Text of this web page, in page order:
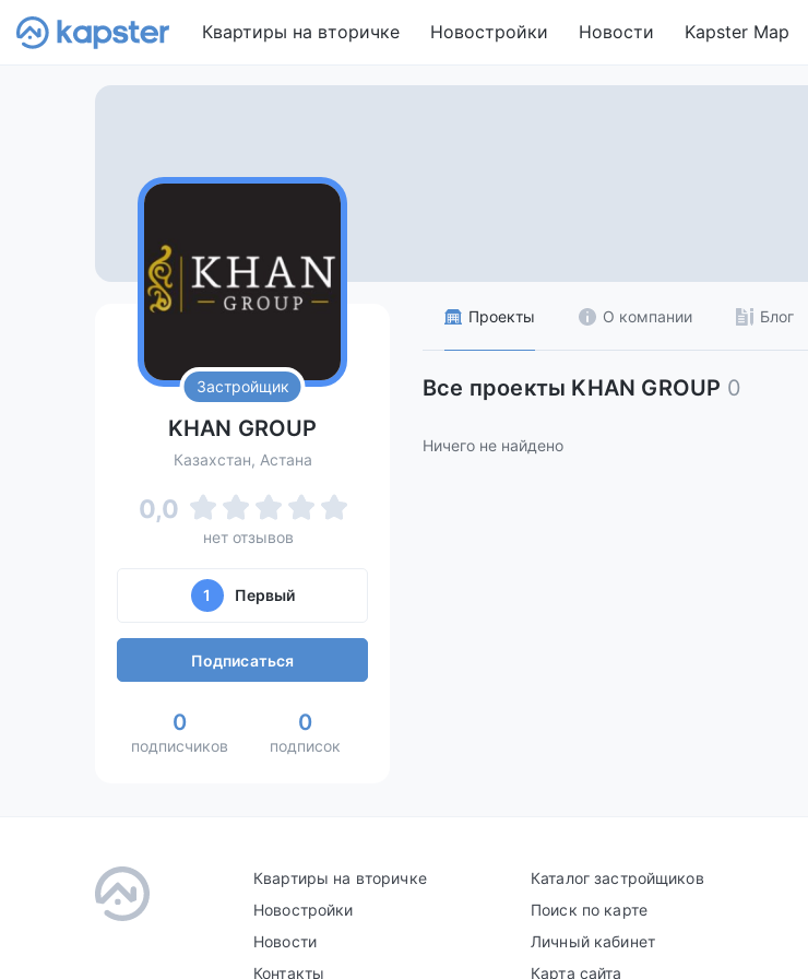
Квартиры на вторичке Новостройки Новости Kapster Map
Застройщик
KHAN GROUP
Казахстан, Астана
0,0
нет отзывов
1 Первый
Подписаться
0
подписчиков
0
подписок
Проекты О компании Блог
Все проекты KHAN GROUP 0
Ничего не найдено
Квартиры на вторичке
Новостройки
Новости
Контакты
Каталог застройщиков
Поиск по карте
Личный кабинет
Карта сайта